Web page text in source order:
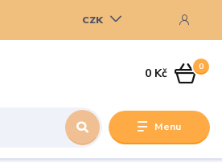
Menu
CZK
0
0 Kč